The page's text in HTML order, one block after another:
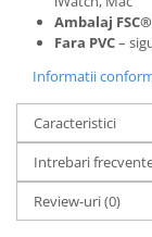
Incaltaminte de
Incaltaminte de
Echipamente
Manusi de
Accesorii pentru
Casti de protectie
Antifoane
Ambalaj
Fara PVC–
Informatii
Caracteristici
Intrebari
Review-uri(0)